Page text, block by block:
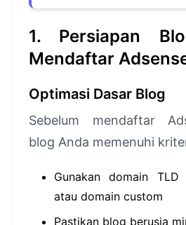
1. Persiapan
Mendaftar
Optimasi Dasar Blog
Sebelum mendaftar
blog Anda memenuhi
Gunakan domain
atau domain custom
Pastikan blog berusia